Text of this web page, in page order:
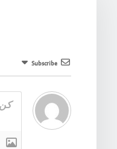
Subscribe